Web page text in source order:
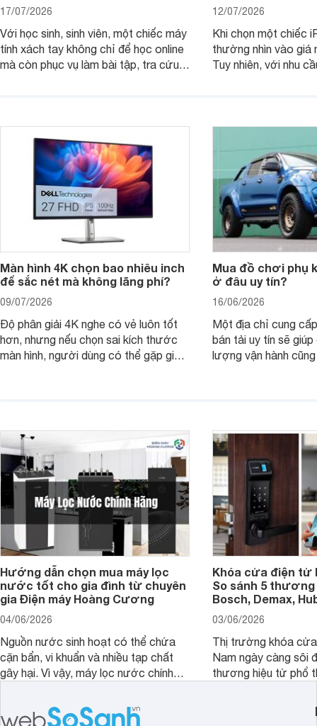
17/07/2026
Với học sinh, sinh viên, một chiếc máy
tính xách tay không chỉ để học online
mà còn phục vụ làm bài tập, tra cứu,
thay vì chỉ so sánh cấu hình trên giấy.
12/07/2026
Khi chọn một chiếc
thường nhìn vào
Tuy nhiên, với nhu
không, dùng được
Màn hình 4K chọn bao nhiêu inch
để sắc nét mà không lãng phí?
09/07/2026
Độ phân giải 4K nghe có vẻ luôn tốt
hơn, nhưng nếu chọn sai kích thước
màn hình, người dùng có thể gặp giao
Mua đồ chơi phụ
ở đâu uy tín?
16/06/2026
Một địa chỉ cung
bán tải uy tín sẽ
lượng vận hành
Hướng dẫn chọn mua máy lọc
nước tốt cho gia đình từ chuyên
gia Điện máy Hoàng Cương
04/06/2026
Nguồn nước sinh hoạt có thể chứa
cặn bẩn, vi khuẩn và nhiều tạp chất
gây hại. Vì vậy, máy lọc nước chính
sức khỏe và đảm bảo nguồn nước
sạch cho cả gia đình.
Khóa cửa điện tử
So sánh 5 thương
Bosch, Demax,
03/06/2026
Thị trường khóa
Nam ngày càng sôi
thương hiệu từ phổ
cửa điện tử hãng
sẽ so sánh 5